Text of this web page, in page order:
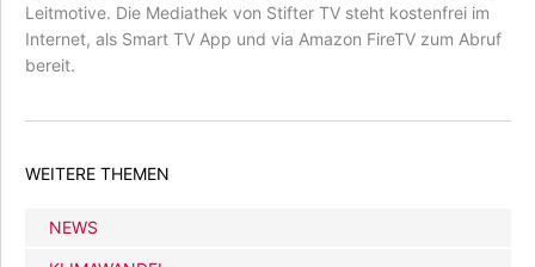
Leitmotive. Die Mediathek von Stifter TV steht kostenfrei im
Internet, als Smart TV App und via Amazon FireTV zum Abruf
bereit.
WEITERE THEMEN
NEWS